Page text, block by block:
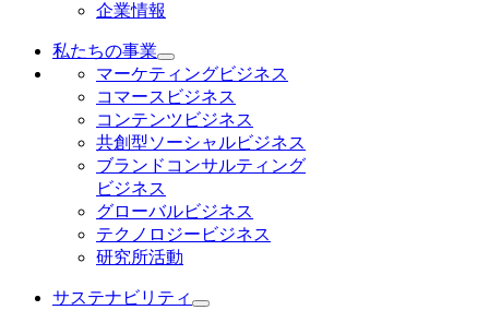
企業情報
私たちの事業
マーケティングビジネス
コマースビジネス
コンテンツビジネス
共創型ソーシャルビジネス
ブランドコンサルティング
ビジネス
グローバルビジネス
テクノロジービジネス
研究所活動
サステナビリティ